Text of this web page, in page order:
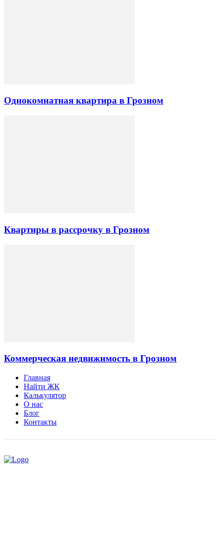
Однокомнатная квартира в Грозном
Квартиры в рассрочку в Грозном
Коммерческая недвижимость в Грозном
Главная
Найти ЖК
Калькулятор
О нас
Блог
Контакты